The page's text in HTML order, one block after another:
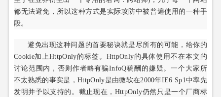
都无法避免，所以这种方式是实际攻防中被普遍使用的一种手
段。
避免出现这种问题的首要秘诀就是尽所有的可能，给你的
Cookie加上HttpOnly的标签。HttpOnly的具体使用不在本文的
讨论范围内，否则作者略有骗InfoQ稿酬的嫌疑。一个大家所
不太熟悉的事实是，HttpOnly是由微软在2000年IE6 Sp1中率先
发明并予以支持的。截止现在，HttpOnly仍然只是一个厂商标